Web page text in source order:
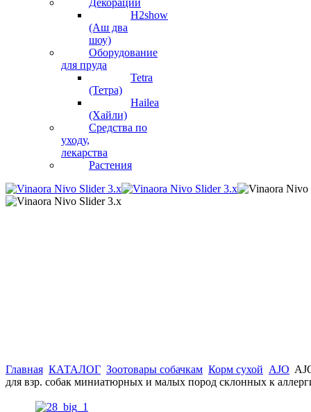
Декорации
H2show
(Аш два
шоу)
Оборудование
для пруда
Tetra
(Тетра)
Hailea
(Хайли)
Средства по
уходу,
лекарства
Растения
Главная КАТАЛОГ Зоотовары собачкам Корм сухой AJO
для взр. собак миниатюрных и малых пород склонных к